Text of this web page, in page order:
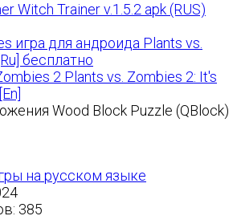
Witch Trainer v.1.5.2 apk (RUS)
Plants vs.
бесплатно
Plants vs. Zombies 2: It's
на русском языке
385